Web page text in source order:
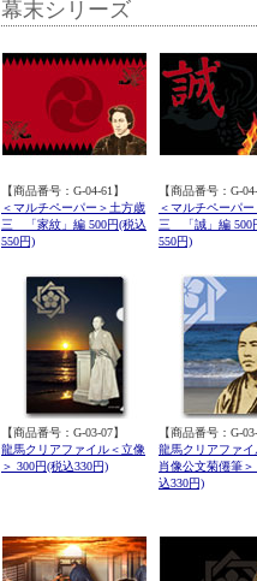
幕末シリーズ
【商品番号： G-04-61 】
＜マルチペーパー＞土方歳
三 「家紋」編 500円(税込
550円)
【商品番号： G-
＜マルチペーパ
三 「誠」編 500
550円)
【商品番号：G-03-07】
龍馬クリアファイル＜立像
＞ 300円(税込330円)
【商品番号：G-
龍馬クリアファ
肖像公文菊僊筆＞
込330円)